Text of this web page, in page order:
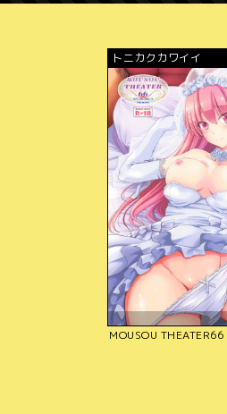
トニカクカワイイ
MOUSOU THEATER66